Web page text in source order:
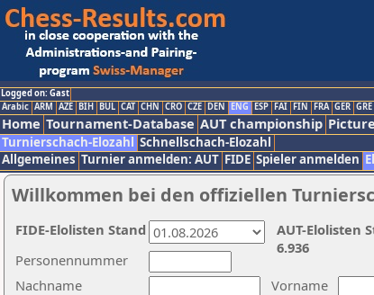
Logged on: Gast
Arabic ARM AZE BIH BUL CAT CHN CRO CZE DEN ENG ESP FAI FIN FRA GER GRE
Home Tournament-Database AUT championship
Turnierschach-Elozahl Schnellschach-Elozahl
Allgemeines Turnier anmelden: AUT FIDE Spieler anmelden
Willkommen bei den offiziellen
Nachname
Vorname
Personennummer
AUT-Elolisten
6.936
FIDE-Elolisten Stand